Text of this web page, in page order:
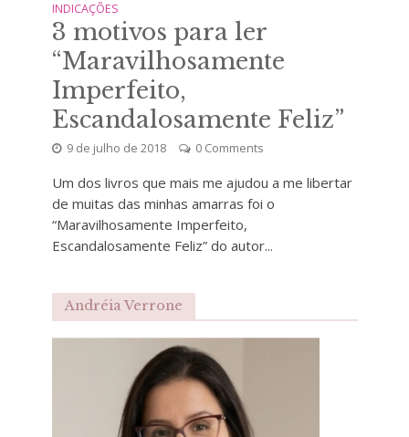
INDICAÇÕES
3 motivos para ler
“Maravilhosamente
Imperfeito,
Escandalosamente Feliz”
9 de julho de 2018 0 Comments
Um dos livros que mais me ajudou a me libertar
de muitas das minhas amarras foi o
“Maravilhosamente Imperfeito,
Escandalosamente Feliz” do autor...
Andréia Verrone